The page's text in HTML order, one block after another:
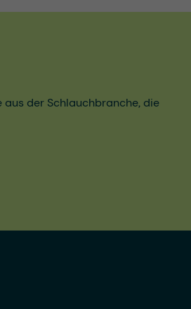
aus der Schlauchbranche, die